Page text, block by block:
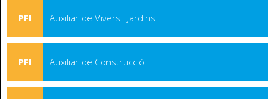
PFI Auxiliar de Vivers i Jardins
PFI Auxiliar de Construcció